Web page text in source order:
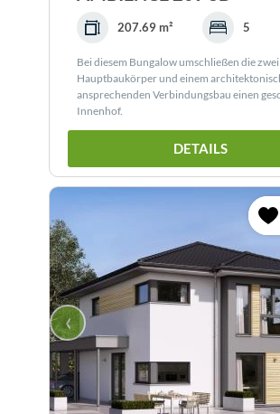
207.69 m² 5
Bei diesem Bungalow umschließen die zwei
Hauptbaukörper und einem
ansprechenden Verbindungsbau einen
Innenhof.
DETAILS
‹